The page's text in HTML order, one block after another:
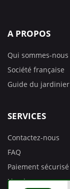
A PROPOS
Qui sommes-nous
Société française
Guide du jardinier
SERVICES
Contactez-nous
FAQ
Paiement sécurisé
Livraison